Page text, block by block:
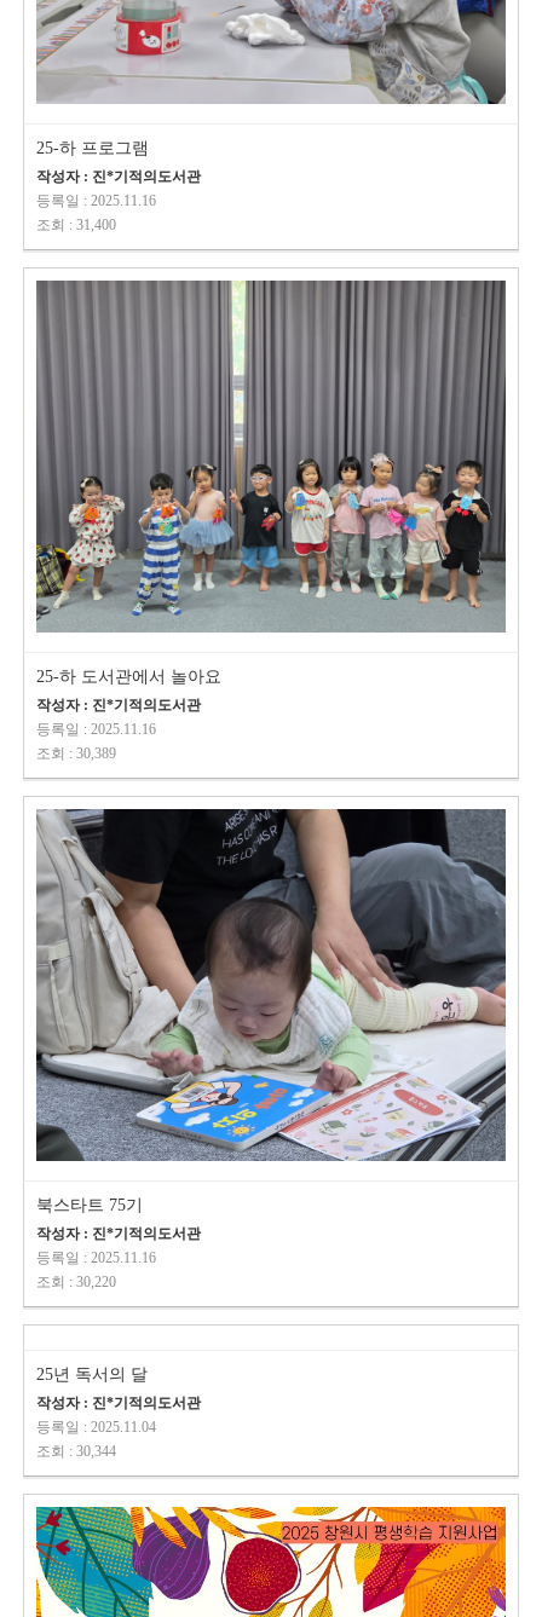
25-하 프로그램
작성자 : 진*기적의도서관
등록일 : 2025.11.16
조회 : 31,400
25-하 도서관에서 놀아요
작성자 : 진*기적의도서관
등록일 : 2025.11.16
조회 : 30,389
북스타트 75기
작성자 : 진*기적의도서관
등록일 : 2025.11.16
조회 : 30,220
25년 독서의 달
작성자 : 진*기적의도서관
등록일 : 2025.11.04
조회 : 30,344